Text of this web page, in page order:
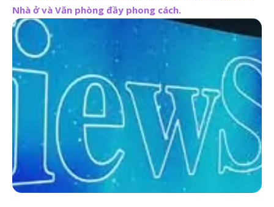
Nhà ở và Văn phòng đầy phong cách.